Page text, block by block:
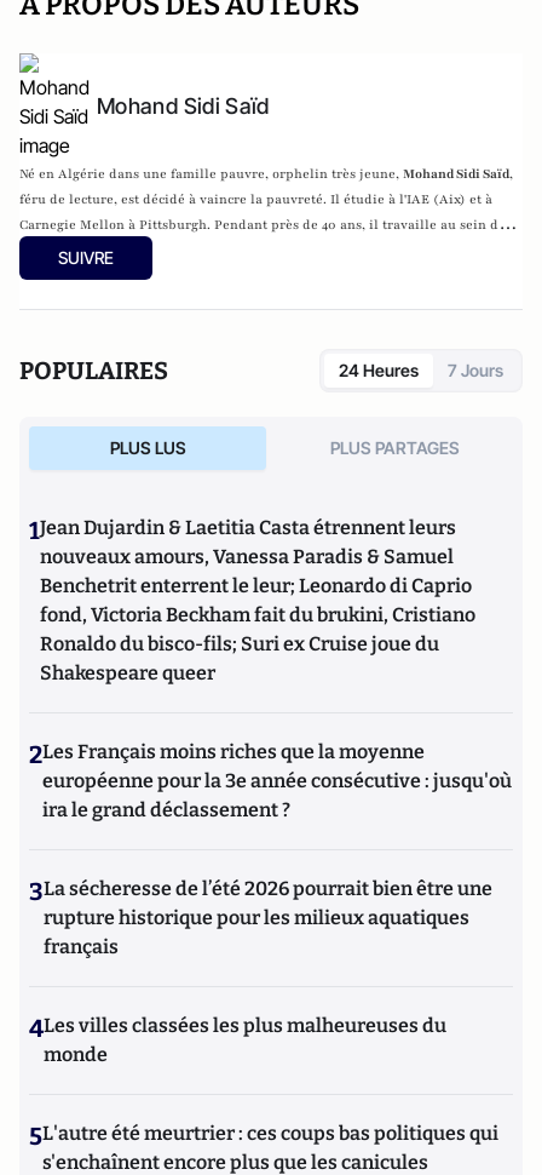
Mohand Sidi Saïd
Né en Algérie dans une famille pauvre, orphelin très jeune, Mohand Sidi Saïd,
féru de lecture, est décidé à vaincre la pauvreté. Il étudie à l'IAE (Aix) et à
Carnegie Mellon à Pittsburgh. Pendant près de 40 ans, il travaille au sein du
groupe Pfizer, à New York, dont il finit vice-président. Depuis sa retraite en
2005, il aide à l’émergence de jeunes entrepreneurs dans les banlieues (fonds
SUIVRE
POPULAIRES 24 Heures 7 Jours
PLUS LUS PLUS PARTAGES
1Jean Dujardin & Laetitia Casta étrennent leurs
nouveaux amours, Vanessa Paradis & Samuel
Benchetrit enterrent le leur; Leonardo di Caprio
fond, Victoria Beckham fait du brukini, Cristiano
Ronaldo du bisco-fils; Suri ex Cruise joue du
Shakespeare queer
2Les Français moins riches que la moyenne
européenne pour la 3e année consécutive : jusqu'où
ira le grand déclassement ?
3La sécheresse de l’été 2026 pourrait bien être une
rupture historique pour les milieux aquatiques
français
4Les villes classées les plus malheureuses du
monde
5L'autre été meurtrier : ces coups bas politiques qui
s'enchaînent encore plus que les canicules